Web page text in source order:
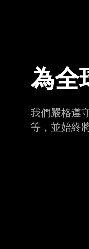
為全
我們嚴格遵
等，並始終